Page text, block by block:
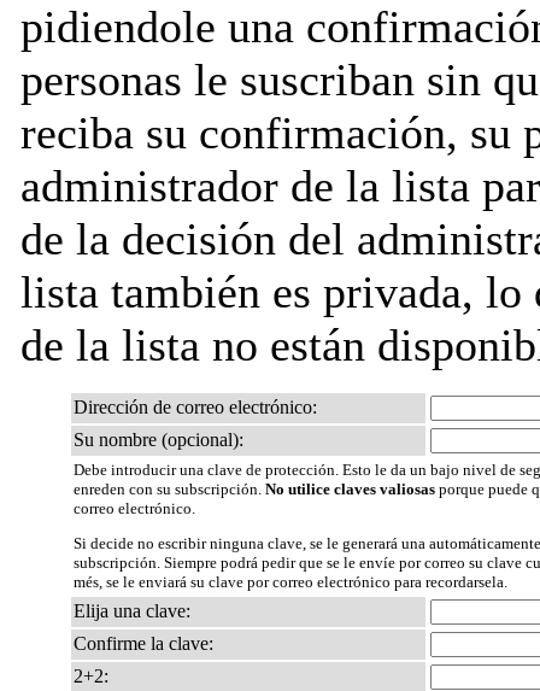
pidiendole una
personas le suscriban sin
reciba su confirmación, su
administrador de la lista
de la decisión del
lista también es privada,
de la lista no están
Dirección de correo electrónico:
Su nombre (opcional):
Debe introducir una clave de protección. Esto le da un bajo nivel de
enreden con su subscripción. No utilice claves valiosas porque puede
correo electrónico.
Si decide no escribir ninguna clave, se le generará una
subscripción. Siempre podrá pedir que se le envíe por correo su clave
més, se le enviará su clave por correo electrónico para recordarsela.
Elija una clave:
Confirme la clave:
2+2: